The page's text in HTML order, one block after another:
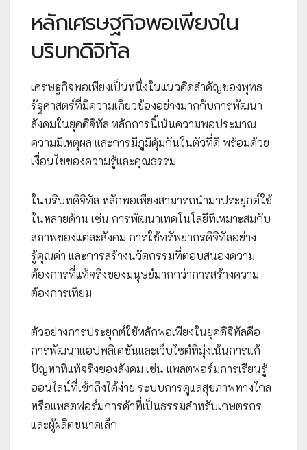
หลักเศรษฐกิจพอเพียงใน
บริบทดิจิทัล
เศรษฐกิจพอเพียงเป็นหนึ่งในแนวคิดสำคัญของพุทธ
รัฐศาสตร์ที่มีความเกี่ยวข้องอย่างมากกับการพัฒนา
สังคมในยุคดิจิทัล หลักการนี้เน้นความพอประมาณ
ความมีเหตุผล และการมีภูมิคุ้มกันในตัวที่ดี พร้อมด้วย
เงื่อนไขของความรู้และคุณธรรม
ในบริบทดิจิทัล หลักพอเพียงสามารถนำมาประยุกต์ใช้
ในหลายด้าน เช่น การพัฒนาเทคโนโลยีที่เหมาะสมกับ
สภาพของแต่ละสังคม การใช้ทรัพยากรดิจิทัลอย่าง
รู้คุณค่า และการสร้างนวัตกรรมที่ตอบสนองความ
ต้องการที่แท้จริงของมนุษย์มากกว่าการสร้างความ
ต้องการเทียม
ตัวอย่างการประยุกต์ใช้หลักพอเพียงในยุคดิจิทัลคือ
การพัฒนาแอปพลิเคชันและเว็บไซต์ที่มุ่งเน้นการแก้
ปัญหาที่แท้จริงของสังคม เช่น แพลตฟอร์มการเรียนรู้
ออนไลน์ที่เข้าถึงได้ง่าย ระบบการดูแลสุขภาพทางไกล
หรือแพลตฟอร์มการค้าที่เป็นธรรมสำหรับเกษตรกร
และผู้ผลิตขนาดเล็ก